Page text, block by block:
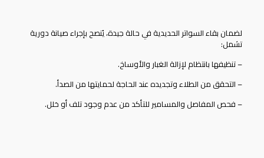
لضمان بقاءالسواتر الحديدية في حالة جيدة، يُنصح بإجراء صيانة دورية
تشمل:
– تنظيفها بانتظام لإزالة الغبار والأوساخ.
– التحقق من الطلاء وتجديده عند الحاجة لحمايتها من الصدأ.
– فحص المفاصل والمسامير للتأكد من عدم وجود تلف أو خلل.